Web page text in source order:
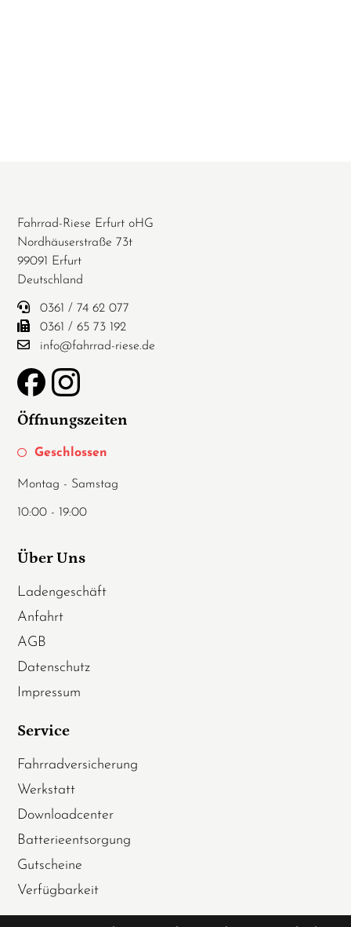
Fahrrad-Riese Erfurt oHG
Nordhäuserstraße 73t
99091 Erfurt
Deutschland
0361 / 74 62 077
0361 / 65 73 192
info@fahrrad-riese.de
Öffnungszeiten
Geschlossen
Montag - Samstag
10:00 - 19:00
Über Uns
Ladengeschäft
Anfahrt
AGB
Datenschutz
Impressum
Service
Fahrradversicherung
Werkstatt
Downloadcenter
Batterieentsorgung
Gutscheine
Verfügbarkeit